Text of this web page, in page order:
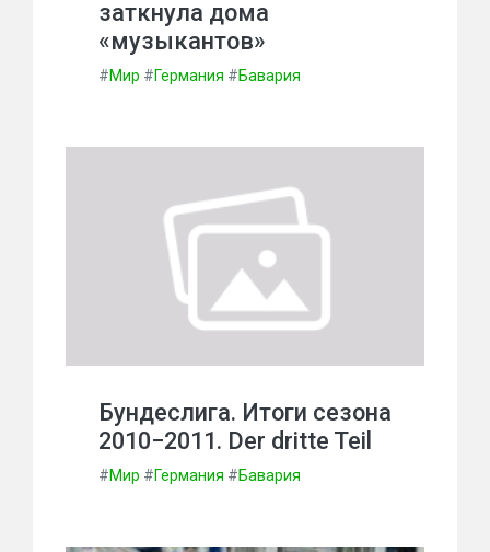
заткнула дома
«музыкантов»
#Мир #Германия #Бавария
Бундеслига. Итоги сезона
2010−2011. Der dritte Teil
#Мир #Германия #Бавария